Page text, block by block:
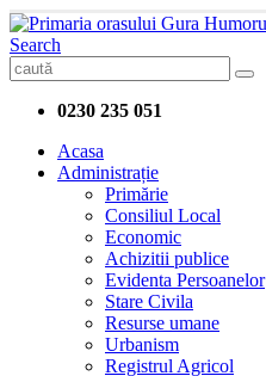
Search
0230 235 051
Acasa
Administrație
Primărie
Consiliul Local
Economic
Achizitii publice
Evidenta Persoanelor
Stare Civila
Resurse umane
Urbanism
Registrul Agricol